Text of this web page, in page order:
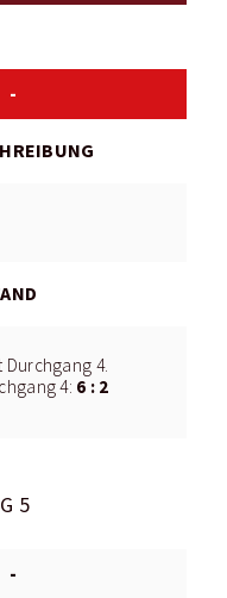
-
Durchgang 4.
4: 6 : 2
5
-